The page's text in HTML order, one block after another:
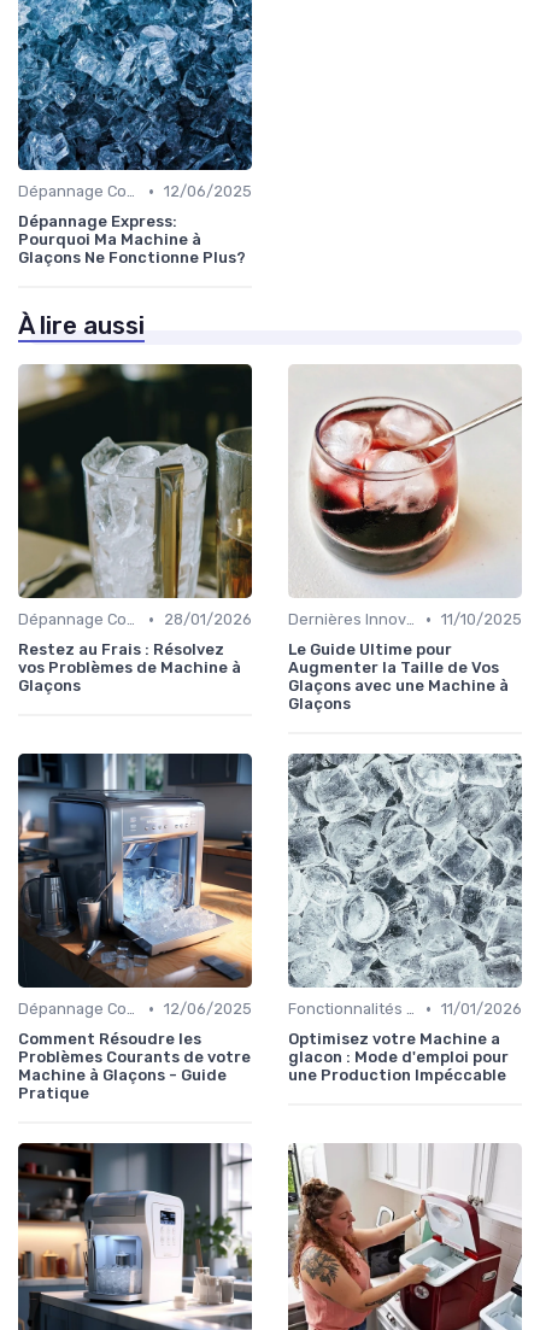
Dépannage Courant • 12/06/2025
Dépannage Express:
Pourquoi Ma Machine à
Glaçons Ne Fonctionne Plus?
À lire aussi
Dépannage Courant •
28/01/2026
Restez au Frais : Résolvez
vos Problèmes de Machine à
Glaçons
Dernières Innovations • 11/10/2025
Le Guide Ultime pour
Augmenter la Taille de Vos
Glaçons avec une Machine à
Glaçons
Dépannage Courant • 12/06/2025
Comment Résoudre les
Problèmes Courants de votre
Machine à Glaçons - Guide
Pratique
Fonctionnalités Clés • 11/01/2026
Optimisez votre Machine a
glacon : Mode d'emploi pour
une Production Impéccable